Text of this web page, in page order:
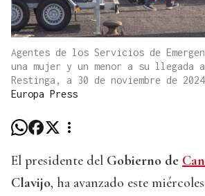
Agentes de los Servicios de
una mujer y un menor a su llegada
Restinga, a 30 de noviembre de
Europa Press
El presidente del Gobierno de
Clavijo, ha avanzado este